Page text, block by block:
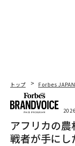
トップ Forbes
アフリカの
戦者が手にし